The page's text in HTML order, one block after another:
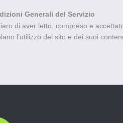
Generali del Servizio
di aver letto, compreso e
l’utilizzo del sito e dei suoi